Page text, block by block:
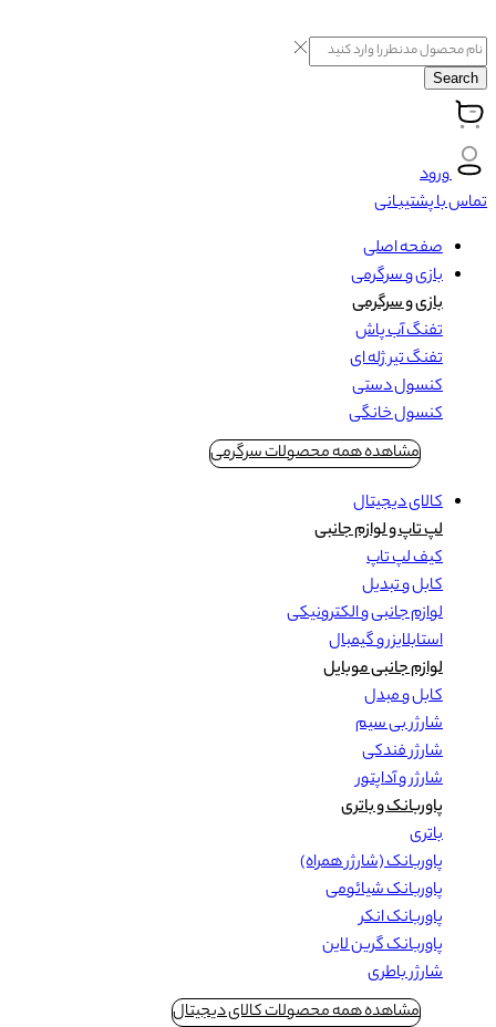
Search
ورود
تماس با پشتیبانی
صفحه اصلی
بازی و سرگرمی
بازی و سرگرمی
تفنگ آب پاش
تفنگ تیر ژله ای
کنسول دستی
کنسول خانگی
مشاهده همه محصولات سرگرمی
کالای دیجیتال
لپ تاپ و لوازم جانبی
کیف لپ تاپ
کابل و تبدیل
لوازم جانبی و الکترونیکی
استابلایزر و گیمبال
لوازم جانبی موبایل
کابل و مبدل
شارژر بی سیم
شارژر فندکی
شارژر و آداپتور
پاوربانک و باتری
باتری
پاوربانک (شارژر همراه)
پاوربانک شیائومی
پاوربانک انکر
پاوربانک گرین لاین
شارژر باطری
مشاهده همه محصولات کالای دیجیتال